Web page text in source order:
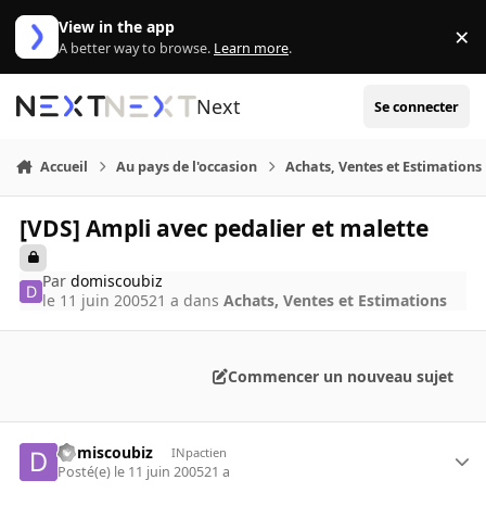
Aller au contenu
View in the app
A better way to browse. Learn more. ×
Next Se connecter
Accueil Au pays de l'occasion Achats, Ventes et Estimations
[VDS] Ampli avec pedalier et malette
Pardomiscoubiz
le 11 juin 200521 a dansAchats, Ventes et Estimations
Commencer un nouveau sujet
domiscoubiz INpactien
Posté(e) le 11 juin 200521 a